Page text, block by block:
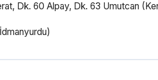
Dk. 60 Alpay, Dk. 63 Umutcan